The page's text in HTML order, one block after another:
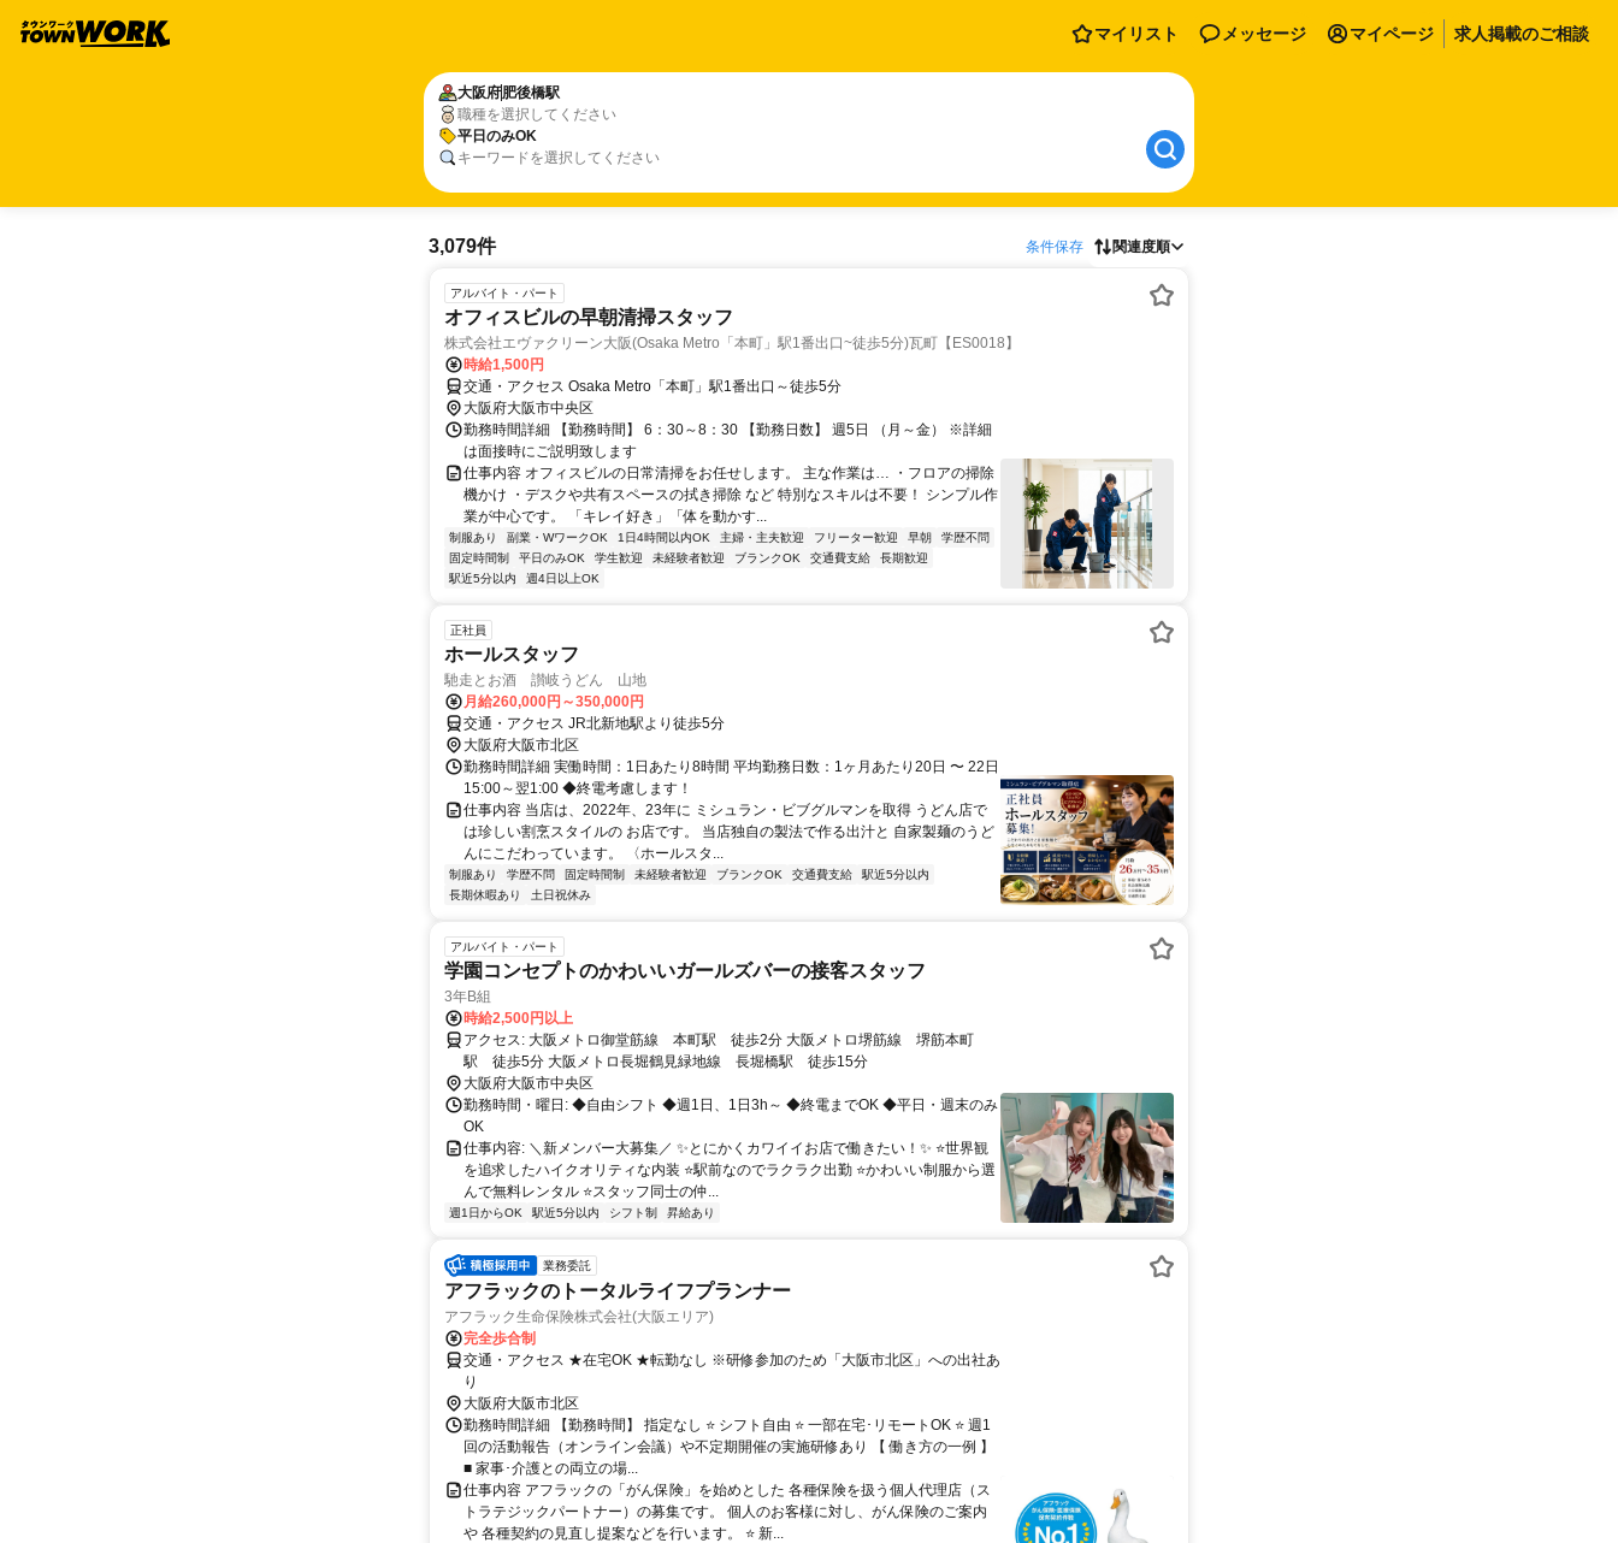
マイリスト メッセージ マイページ 求人掲載のご相談
大阪府肥後橋駅
職種を選択してください
平日のみOK
キーワードを選択してください
3,079件 条件保存 関連度順
アルバイト・パート
オフィスビルの早朝清掃スタッフ
株式会社エヴァクリーン大阪(Osaka Metro「本町」駅1番出口~徒歩5分)瓦町【ES0018】
時給1,500円
交通・アクセス Osaka Metro「本町」駅1番出口～徒歩5分
大阪府大阪市中央区
勤務時間詳細 【勤務時間】 6：30～8：30 【勤務日数】 週5日 （月～金） ※詳細
は面接時にご説明致します
仕事内容 オフィスビルの日常清掃をお任せします。 主な作業は… ・フロアの掃除
機かけ ・デスクや共有スペースの拭き掃除 など 特別なスキルは不要！ シンプル作
業が中心です。 「キレイ好き」「体を動かす...
制服あり 副業・WワークOK 1日4時間以内OK 主婦・主夫歓迎 フリーター歓迎 早朝
学歴不問
固定時間制
平日のみOK 学生歓迎 未経験者歓迎 ブランクOK 交通費支給
長期歓迎
駅近5分以内
週4日以上OK
正社員
ホールスタッフ
馳走とお酒 讃岐うどん 山地
月給260,000円～350,000円
交通・アクセス JR北新地駅より徒歩5分
大阪府大阪市北区
勤務時間詳細 実働時間：1日あたり8時間 平均勤務日数：1ヶ月あたり20日 〜 22日
15:00～翌1:00 ◆終電考慮します！
仕事内容 当店は、2022年、23年に ミシュラン・ビブグルマンを取得 うどん店で
は珍しい割烹スタイルの お店です。 当店独自の製法で作る出汁と 自家製麺のうど
んにこだわっています。 〈ホールスタ...
制服あり 学歴不問 固定時間制 未経験者歓迎 ブランクOK 交通費支給
駅近5分以内
長期休暇あり
土日祝休み
アルバイト・パート
学園コンセプトのかわいいガールズバーの接客スタッフ
3年B組
時給2,500円以上
アクセス: 大阪メトロ御堂筋線 本町駅 徒歩2分 大阪メトロ堺筋線 堺筋本町
駅 徒歩5分 大阪メトロ長堀鶴見緑地線 長堀橋駅 徒歩15分
大阪府大阪市中央区
勤務時間・曜日: ◆自由シフト ◆週1日、1日3h～ ◆終電までOK ◆平日・週末のみ
OK
仕事内容: ＼新メンバー大募集／ ✨とにかくカワイイお店で働きたい！✨ ⭐世界観
を追求したハイクオリティな内装 ⭐駅前なのでラクラク出勤 ⭐かわいい制服から選
んで無料レンタル ⭐スタッフ同士の仲...
週1日からOK 駅近5分以内 シフト制 昇給あり
業務委託
アフラックのトータルライフプランナー
アフラック生命保険株式会社(大阪エリア)
完全歩合制
交通・アクセス ★在宅OK ★転勤なし ※研修参加のため「大阪市北区」への出社あ
り
大阪府大阪市北区
勤務時間詳細 【勤務時間】 指定なし ⭐ シフト自由 ⭐ 一部在宅･リモートOK ⭐ 週1
回の活動報告（オンライン会議）や不定期開催の実施研修あり 【 働き方の一例 】
■ 家事･介護との両立の場...
仕事内容 アフラックの「がん保険」を始めとした 各種保険を扱う個人代理店（ス
トラテジックパートナー）の募集です。 個人のお客様に対し、がん保険のご案内
や 各種契約の見直し提案などを行います。 ⭐ 新...